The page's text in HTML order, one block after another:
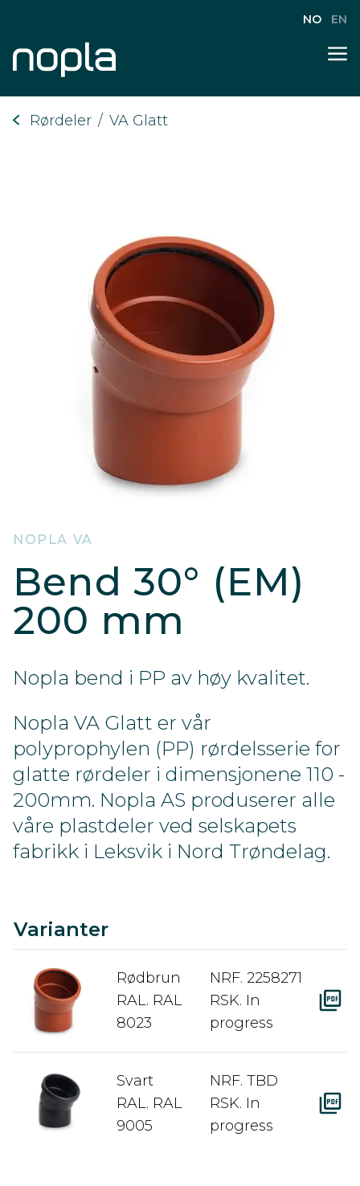
NO EN
Rørdeler / VA Glatt
NOPLA VA
Bend 30° (EM)
200 mm
Nopla bend i PP av høy kvalitet.
Nopla VA Glatt er vår
polyprophylen (PP) rørdelsserie for
glatte rørdeler i dimensjonene 110 -
200mm. Nopla AS produserer alle
våre plastdeler ved selskapets
fabrikk i Leksvik i Nord Trøndelag.
Varianter
Rødbrun
RAL. RAL
8023
NRF. 2258271
RSK. In
progress
Svart
RAL. RAL
9005
NRF. TBD
RSK. In
progress